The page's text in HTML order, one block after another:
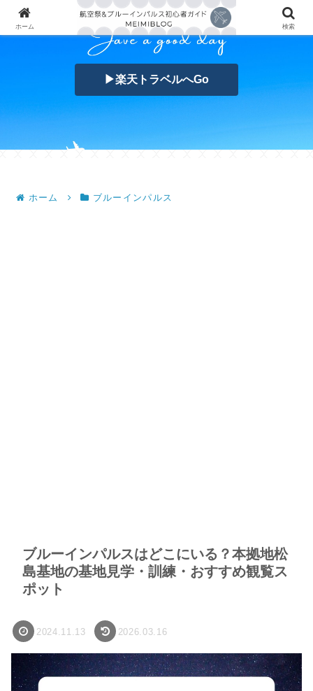
▶楽天トラベルへGo
ホーム ブルーインパルス
ブルーインパルスはどこにいる？本拠地松
島基地の基地見学・訓練・おすすめ観覧ス
ポット
2024.11.13 2026.03.16
ホーム 検索